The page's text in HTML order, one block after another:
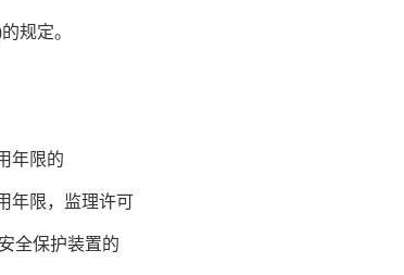
规定。
年限的
年限，监理许可
全保护装置的